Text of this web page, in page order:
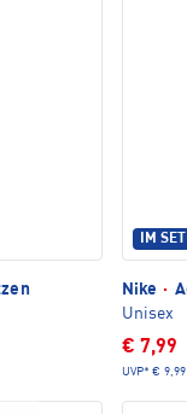
IM
Nike ·
Unisex
€ 7,99
UVP* € 9,99